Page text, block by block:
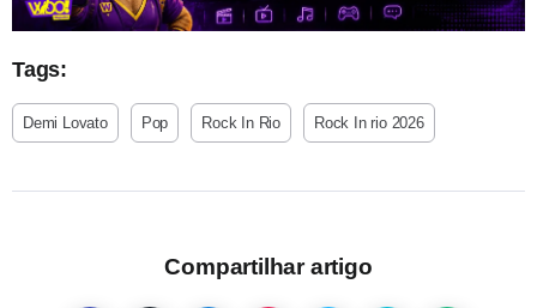
Tags:
Demi Lovato Pop Rock In Rio Rock In rio 2026
Compartilhar artigo